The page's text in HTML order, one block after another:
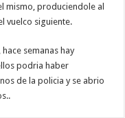
mismo, produciendole al
vuelco siguiente.
semanas hay
podria haber
de la policia y se abrio